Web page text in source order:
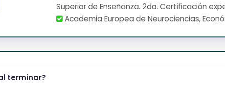
Superior de Enseñanza. 2da. Certificación
Academia Europea de Neurociencias,
terminar?